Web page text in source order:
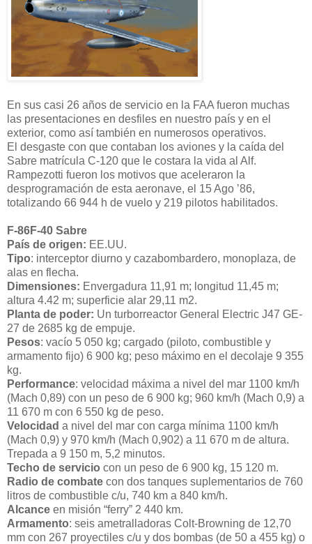
En sus casi 26 años de servicio en la FAA fueron muchas
las presentaciones en desfiles en nuestro país y en el
exterior, como así también en numerosos operativos.
El desgaste con que contaban los aviones y la caída del
Sabre matrícula C-120 que le costara la vida al Alf.
Rampezotti fueron los motivos que aceleraron la
desprogramación de esta aeronave, el 15 Ago ’86,
totalizando 66 944 h de vuelo y 219 pilotos habilitados.
F-86F-40 Sabre
País de origen: EE.UU.
Tipo: interceptor diurno y cazabombardero, monoplaza, de
alas en flecha.
Dimensiones: Envergadura 11,91 m; longitud 11,45 m;
altura 4.42 m; superficie alar 29,11 m2.
Planta de poder: Un turborreactor General Electric J47 GE-
27 de 2685 kg de empuje.
Pesos: vacío 5 050 kg; cargado (piloto, combustible y
armamento fijo) 6 900 kg; peso máximo en el decolaje 9 355
kg.
Performance: velocidad máxima a nivel del mar 1100 km/h
(Mach 0,89) con un peso de 6 900 kg; 960 km/h (Mach 0,9) a
11 670 m con 6 550 kg de peso.
Velocidad a nivel del mar con carga mínima 1100 km/h
(Mach 0,9) y 970 km/h (Mach 0,902) a 11 670 m de altura.
Trepada a 9 150 m, 5,2 minutos.
Techo de servicio con un peso de 6 900 kg, 15 120 m.
Radio de combate con dos tanques suplementarios de 760
litros de combustible c/u, 740 km a 840 km/h.
Alcance en misión “ferry” 2 440 km.
Armamento: seis ametralladoras Colt-Browning de 12,70
mm con 267 proyectiles c/u y dos bombas (de 50 a 455 kg) o